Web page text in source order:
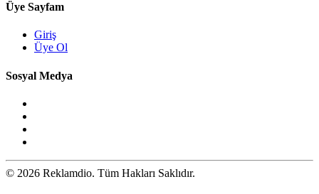
Üye Sayfam
Giriş
Üye Ol
Sosyal Medya
© 2026 Reklamdio. Tüm Hakları Saklıdır.